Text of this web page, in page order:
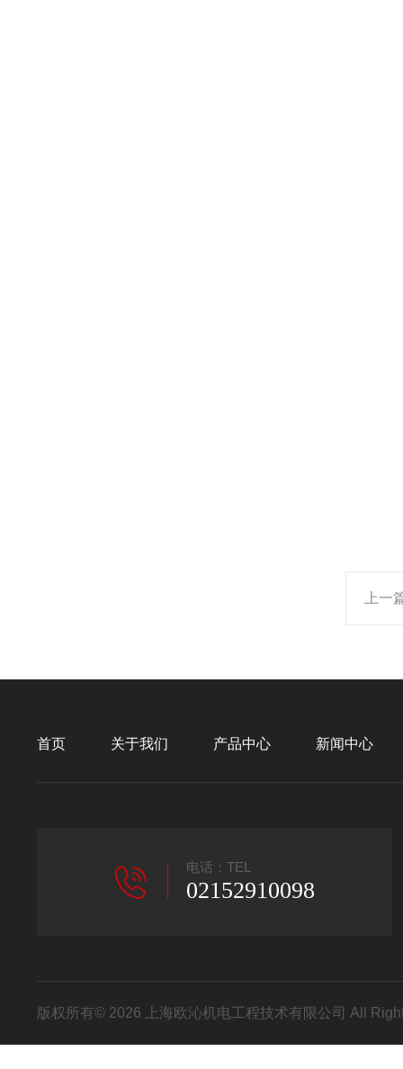
上一
首页 关于我们 产品中心 新闻中心
电话：TEL
02152910098
版权所有© 2026 上海欧沁机电工程技术有限公司 All